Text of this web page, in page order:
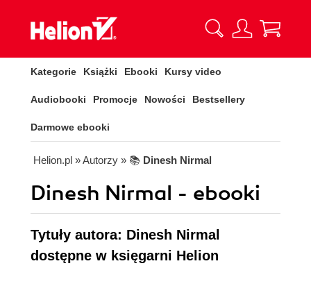
Kategorie Książki Ebooki Kursy video
Audiobooki Promocje Nowości Bestsellery
Darmowe ebooki
Helion.pl » Autorzy » 📚 Dinesh Nirmal
Dinesh Nirmal - ebooki
Tytuły autora: Dinesh Nirmal
dostępne w księgarni Helion